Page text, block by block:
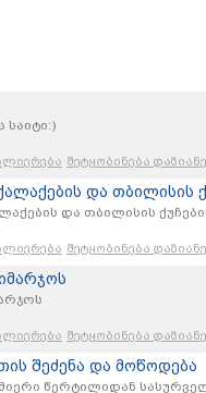
საიტი:)
შეტყობინება
და თბილისის
და თბილისის
შეტყობინება
შეტყობინება
შეძენა და მოწოდება
წერტილიდან